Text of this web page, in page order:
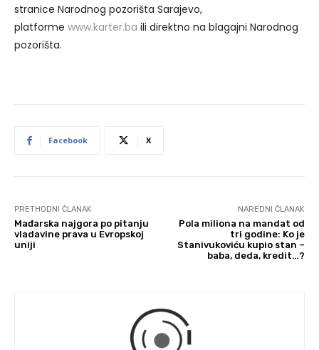
stranice Narodnog pozorišta Sarajevo,
platforme www.karter.ba ili direktno na blagajni Narodnog
pozorišta.
Facebook X
PRETHODNI ČLANAK
Mađarska najgora po pitanju
vladavine prava u Evropskoj
uniji
NAREDNI ČLANAK
Pola miliona na mandat od
tri godine: Ko je
Stanivukoviću kupio stan –
baba, deda, kredit…?